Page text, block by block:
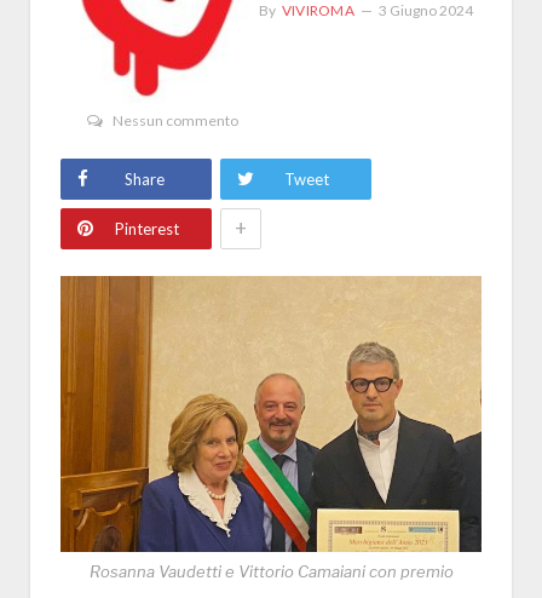
By VIVIROMA 3 Giugno 2024
Nessun commento
Share Tweet
Pinterest +
Rosanna Vaudetti e Vittorio Camaiani con premio